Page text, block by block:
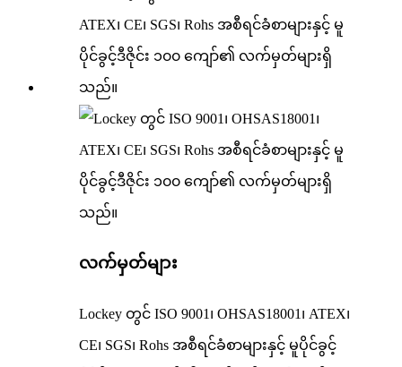
လက်မှတ်များ
Lockey တွင် ISO 9001၊ OHSAS18001၊ ATEX၊
CE၊ SGS၊ Rohs အစီရင်ခံစာများနှင့် မူပိုင်ခွင့်